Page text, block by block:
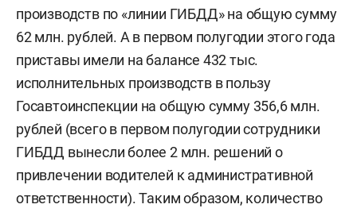
производств по «линии ГИБДД» на общую сумму
62 млн. рублей. А в первом полугодии этого года
приставы имели на балансе 432 тыс.
исполнительных производств в пользу
Госавтоинспекции на общую сумму 356,6 млн.
рублей (всего в первом полугодии сотрудники
ГИБДД вынесли более 2 млн. решений о
привлечении водителей к административной
ответственности). Таким образом, количество